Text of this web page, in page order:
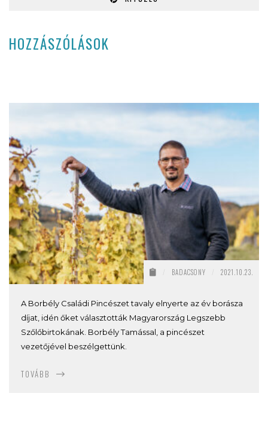
HOZZÁSZÓLÁSOK
BADACSONY 2021.10.23.
A Borbély Családi Pincészet tavaly elnyerte az év borásza
díjat, idén őket választották Magyarország Legszebb
Szőlőbirtokának. Borbély Tamással, a pincészet
vezetőjével beszélgettünk.
TOVÁBB